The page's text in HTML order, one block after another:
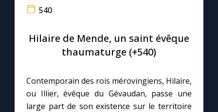
Le compte Tiktok
Le magazine
Questions-réponses
540
Hilaire de Mende, un saint évêque
thaumaturge (+540)
Contemporain des rois mérovingiens, Hilaire,
ou Illier, évêque du Gévaudan, passe une
large part de son existence sur le territoire